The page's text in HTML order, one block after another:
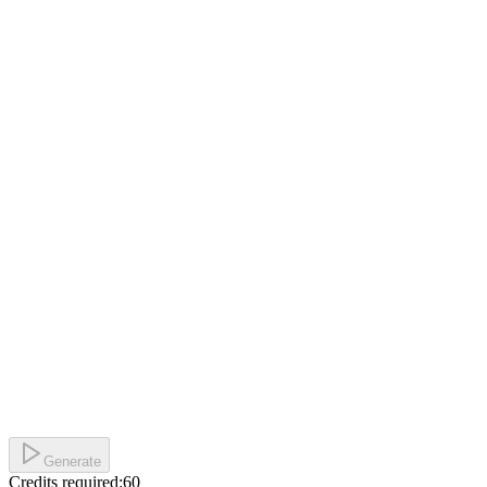
Generate
Credits required:60